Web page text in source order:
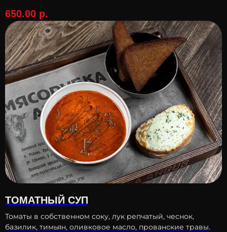
650.00 р.
ТОМАТНЫЙ СУП
Томаты в собственном соку, лук репчатый, чеснок,
базилик, тимьян, оливковое масло, прованские травы.